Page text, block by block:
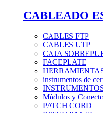
CABLEADO
CABLES FTP
CABLES UTP
CAJA
FACEPLATE
instrumentos de
Módulos y
PATCH CORD